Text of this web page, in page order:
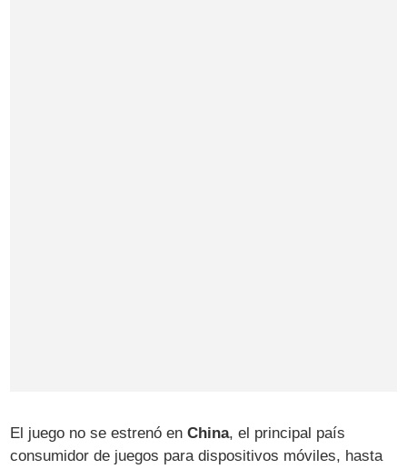
El juego no se estrenó enChina, el principal país
consumidor de juegos para dispositivos móviles, hasta